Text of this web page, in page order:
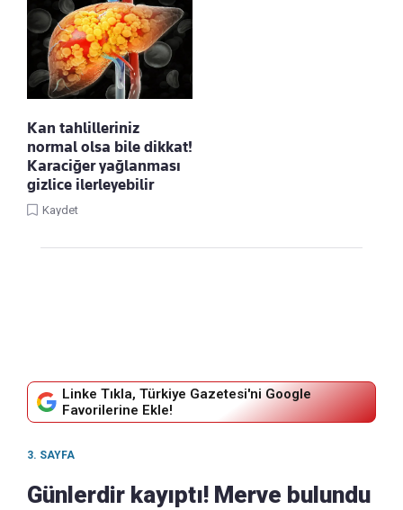
Kan tahlilleriniz
normal olsa bile dikkat!
Karaciğer yağlanması
gizlice ilerleyebilir
Kaydet
Linke Tıkla, Türkiye Gazetesi'ni Google
Favorilerine Ekle!
3. SAYFA
Günlerdir kayıptı! Merve bulundu